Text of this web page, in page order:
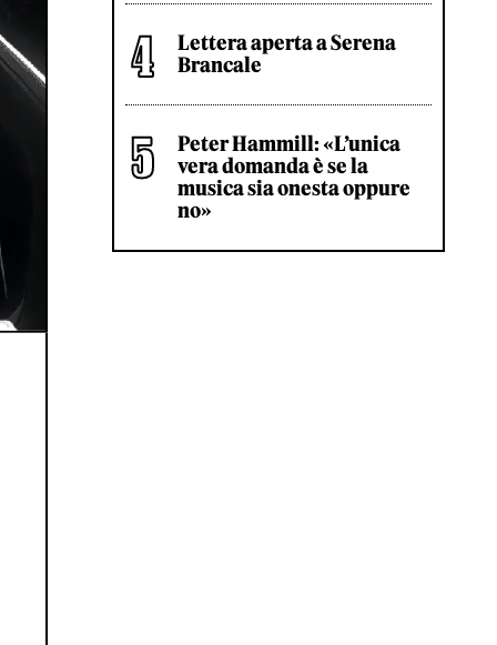
Lettera aperta a Serena
Brancale
Peter Hammill: «L’unica
vera domanda è se la
musica sia onesta oppure
no»